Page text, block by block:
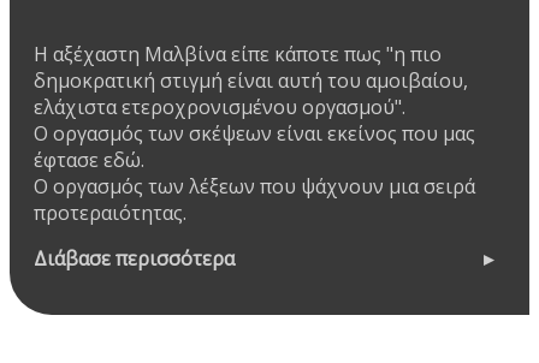
Η αξέχαστη Μαλβίνα είπε κάποτε πως "η πιο
δημοκρατική στιγμή είναι αυτή του αμοιβαίου,
ελάχιστα ετεροχρονισμένου οργασμού".
Ο οργασμός των σκέψεων είναι εκείνος που μας
έφτασε εδώ.
Ο οργασμός των λέξεων που ψάχνουν μια σειρά
προτεραιότητας.
Διάβασε περισσότερα